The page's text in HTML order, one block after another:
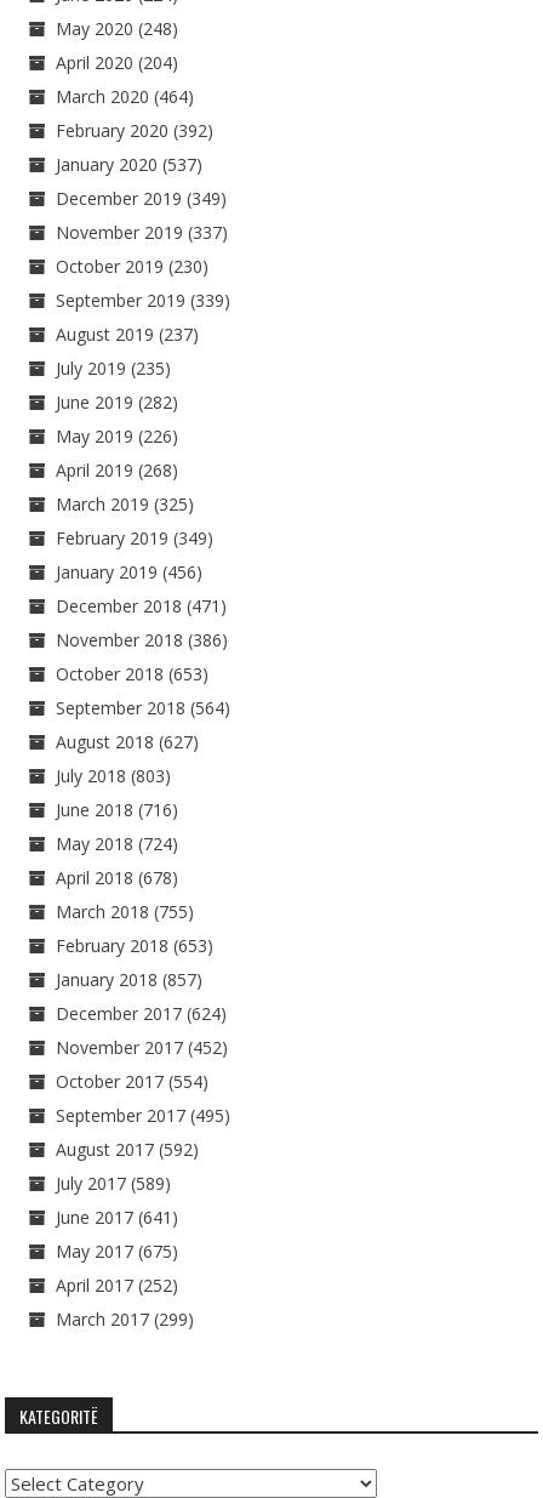
May 2020 (248)
April 2020 (204)
March 2020 (464)
February 2020 (392)
January 2020 (537)
December 2019 (349)
November 2019 (337)
October 2019 (230)
September 2019 (339)
August 2019 (237)
July 2019 (235)
June 2019 (282)
May 2019 (226)
April 2019 (268)
March 2019 (325)
February 2019 (349)
January 2019 (456)
December 2018 (471)
November 2018 (386)
October 2018 (653)
September 2018 (564)
August 2018 (627)
July 2018 (803)
June 2018 (716)
May 2018 (724)
April 2018 (678)
March 2018 (755)
February 2018 (653)
January 2018 (857)
December 2017 (624)
November 2017 (452)
October 2017 (554)
September 2017 (495)
August 2017 (592)
July 2017 (589)
June 2017 (641)
May 2017 (675)
April 2017 (252)
March 2017 (299)
KATEGORITË
Kategoritë